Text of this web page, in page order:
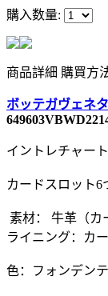
購入数量:
商品詳細 購買方
ボッテガヴェネ
イントレチャー
カードスロット6
素材： 牛革（カ
ライニング：カ
色：フォンデンテ